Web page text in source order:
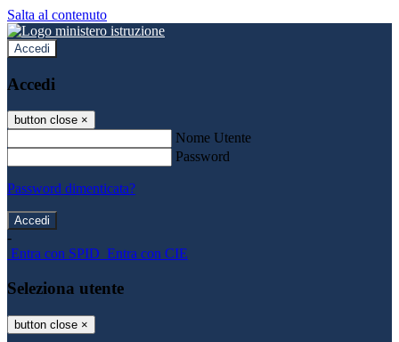
Salta al contenuto
Accedi
Accedi
button close ×
Nome Utente
Password
Password dimenticata?
-
Entra con SPID Entra con CIE
Seleziona utente
button close ×